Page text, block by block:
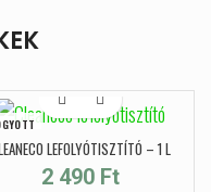
LEFOLYÓTISZTÍTÓ – 1 L
2 490 Ft